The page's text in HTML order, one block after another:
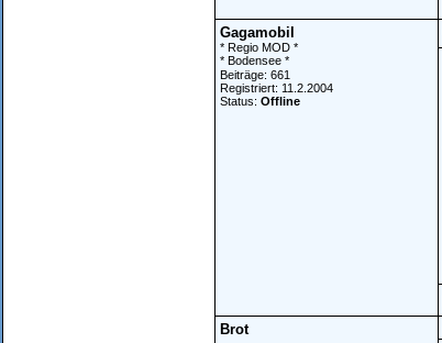
Gagamobil
* Regio MOD *
* Bodensee *
Beiträge: 661
Registriert: 11.2.2004
Status: Offline
Brot